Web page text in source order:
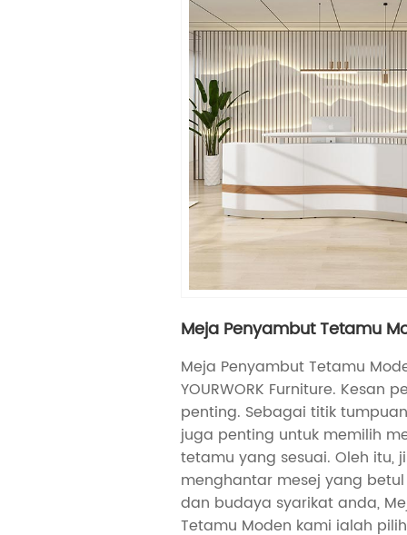
Meja Penyambut Tetamu
Meja Penyambut Tetamu
YOURWORK Furniture. Kesan
penting. Sebagai titik
juga penting untuk memilih
tetamu yang sesuai. Oleh itu,
menghantar mesej yang
dan budaya syarikat anda,
Tetamu Moden kami ialah